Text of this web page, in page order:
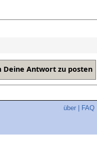
über FAQ